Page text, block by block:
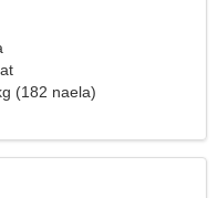
(182 naela)